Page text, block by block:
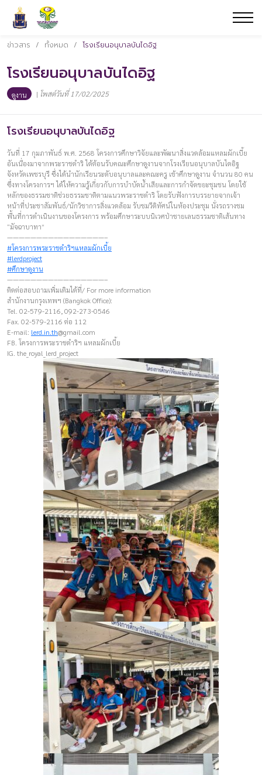
ข่าวสาร / ทั้งหมด / โรงเรียนอนุบาลบันไดอิฐ
โรงเรียนอนุบาลบันไดอิฐ
ดูงาน | โพสต์วันที่ 17/02/2025
โรงเรียนอนุบาลบันไดอิฐ
วันที่ 17 กุมภาพันธ์ พ.ศ. 2568 โครงการศึกษาวิจัยและพัฒนาสิ่งแวดล้อมแหลมผักเบี้ย
อันเนื่องมาจากพระราชดำริ ได้ต้อนรับคณะศึกษาดูงานจากโรงเรียนอนุบาลบันไดอิฐ
จังหวัดเพชรบุรี ซึ่งได้นำนักเรียนระดับอนุบาลและคณะครู เข้าศึกษาดูงาน จำนวน 80 คน
ซึ่งทางโครงการฯ ได้ให้ความรู้เกี่ยวกับการบำบัดน้ำเสียและการกำจัดขยะชุมชน โดยใช้
หลักของธรรมชาติช่วยธรรมชาติตามแนวพระราชดำริ โดยรับฟังการบรรยายจากเจ้า
หน้าที่ประชาสัมพันธ์/นักวิชาการสิ่งแวดล้อม รับชมวีดิทัศน์ในห้องประชุม นั่งรถรางชม
พื้นที่การดำเนินงานของโครงการ พร้อมศึกษาระบบนิเวศป่าชายเลนธรรมชาติเส้นทาง
“มัจฉาบาทา”
————————–————————–
#โครงการพระราชดำริฯแหลมผักเบี้ย
#lerdproject
#ศึกษาดูงาน
————————–————————–
ติดต่อสอบถามเพิ่มเติมได้ที่/ For more information
สำนักงานกรุงเทพฯ (Bangkok Office):
Tel. 02-579-2116, 092-273-0546
Fax. 02-579-2116 ต่อ 112
E-mail: lerd.in.th@gmail.com
FB. โครงการพระราชดำริฯ แหลมผักเบี้ย
IG. the_royal_lerd_project